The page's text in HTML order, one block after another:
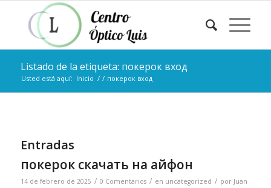
Listado de la etiqueta: покерок вход
Usted está aquí: Inicio / / покерок вход
Entradas
покерок скачать на айфон
14 de febrero de 2025 / 0 Comentarios / en uncategorized / por Juan